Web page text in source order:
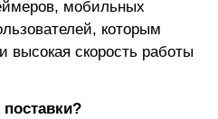
мобильных
которым
высокая скорость работы